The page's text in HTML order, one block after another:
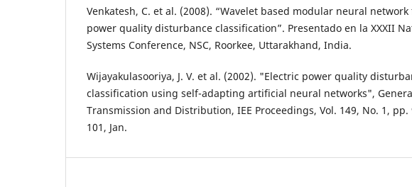
Venkatesh, C. et al. (2008). “Wavelet based modular neural network
power quality disturbance classification”. Presentado en la XXXII
Systems Conference, NSC, Roorkee, Uttarakhand, India.
Wijayakulasooriya, J. V. et al. (2002). "Electric power quality
classification using self-adapting artificial neural networks",
Transmission and Distribution, IEE Proceedings, Vol. 149, No. 1, pp.
101, Jan.